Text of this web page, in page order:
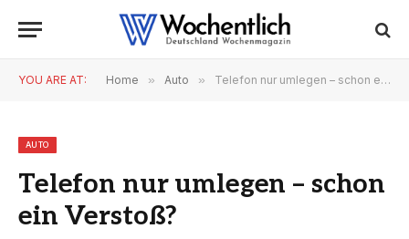
YOU ARE AT: Home » Auto » Telefon nur umlegen – schon ein Verstoß?
AUTO
Telefon nur umlegen – schon
ein Verstoß?